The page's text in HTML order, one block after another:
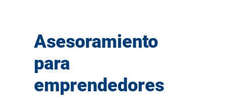
Asesoramiento
para
emprendedores